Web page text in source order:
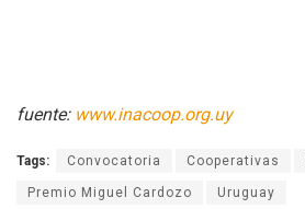
fuente: www.inacoop.org.uy
Tags: Convocatoria Cooperativas
Premio Miguel Cardozo Uruguay